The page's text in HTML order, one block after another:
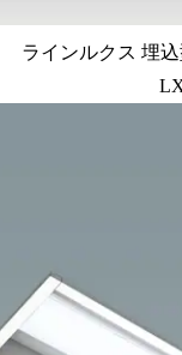
ラインルクス 埋